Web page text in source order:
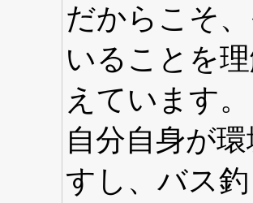
だからこそ
いることを
えています。
自分自身が
すし、バス